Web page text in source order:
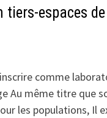
tiers-espaces
comme
Au même titre que
les populations, Il